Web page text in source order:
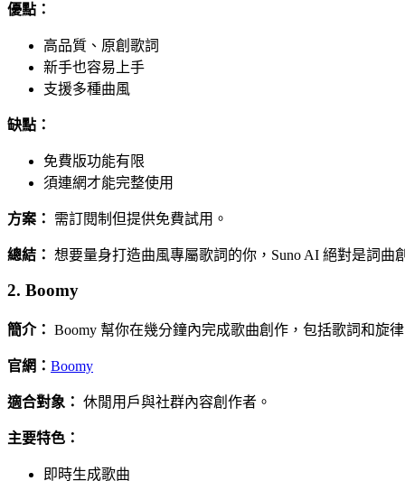
優點：
高品質、原創歌詞
新手也容易上手
支援多種曲風
缺點：
免費版功能有限
須連網才能完整使用
方案： 需訂閱制但提供免費試用。
總結： 想要量身打造曲風專屬歌詞的你，Suno AI 絕對是詞曲
2. Boomy
簡介： Boomy 幫你在幾分鐘內完成歌曲創作，包括歌詞和旋律
官網： Boomy
適合對象： 休閒用戶與社群內容創作者。
主要特色：
即時生成歌曲